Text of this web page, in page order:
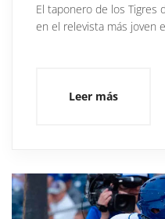
El taponero de los Tigres
en el relevista más joven
Leer más